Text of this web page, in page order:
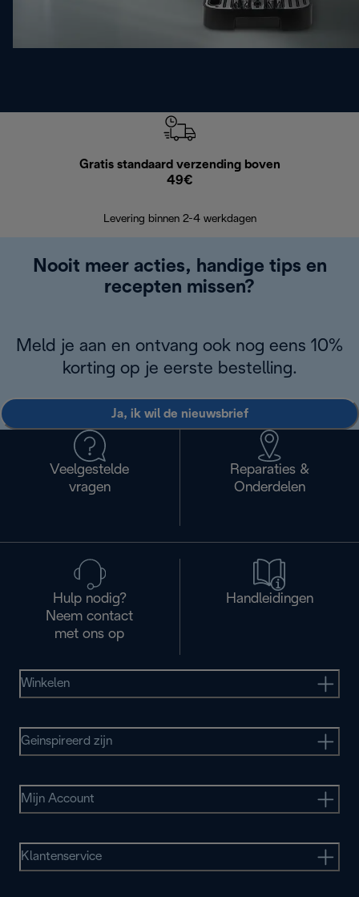
Gratis standaard verzending boven
49€
Levering binnen 2-4 werkdagen
Nooit meer acties, handige tips en
recepten missen?
Meld je aan en ontvang ook nog eens 10%
korting op je eerste bestelling.
Ja, ik wil de nieuwsbrief
Veelgestelde
vragen
Reparaties &
Onderdelen
Hulp nodig?
Neem contact
met ons op
Handleidingen
Winkelen
Geinspireerd zijn
Mijn Account
Klantenservice